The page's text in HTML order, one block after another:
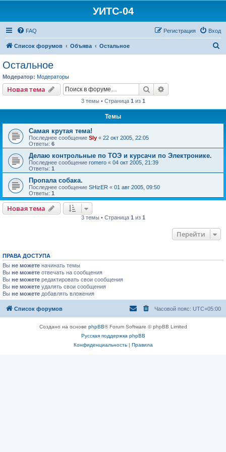
УИТС-04
FAQ Вход
Регистрация
Список форумов Объява Остальное
Остальное
Модератор: Модераторы
Новая тема Поиск
3 темы • Страница 1 из 1
Темы
Самая крутая тема!
Последнее сообщение Sly « 22 окт 2005, 22:05
Ответы: 6
Делаю контрольные по ТОЭ и курсачи по Электронике.
Последнее сообщение romero « 04 окт 2005, 21:39
Ответы: 1
Пропала собака.
Последнее сообщение SHizER « 01 авг 2005, 09:50
Ответы: 1
Новая тема
3 темы • Страница 1 из 1
Перейти
ПРАВА ДОСТУПА
Вы не можете начинать темы
Вы не можете отвечать на сообщения
Вы не можете редактировать свои сообщения
Вы не можете удалять свои сообщения
Вы не можете добавлять вложения
Список форумов Часовой пояс: UTC+05:00
Создано на основе phpBB® Forum Software © phpBB Limited
Русская поддержка phpBB
Конфиденциальность| Правила